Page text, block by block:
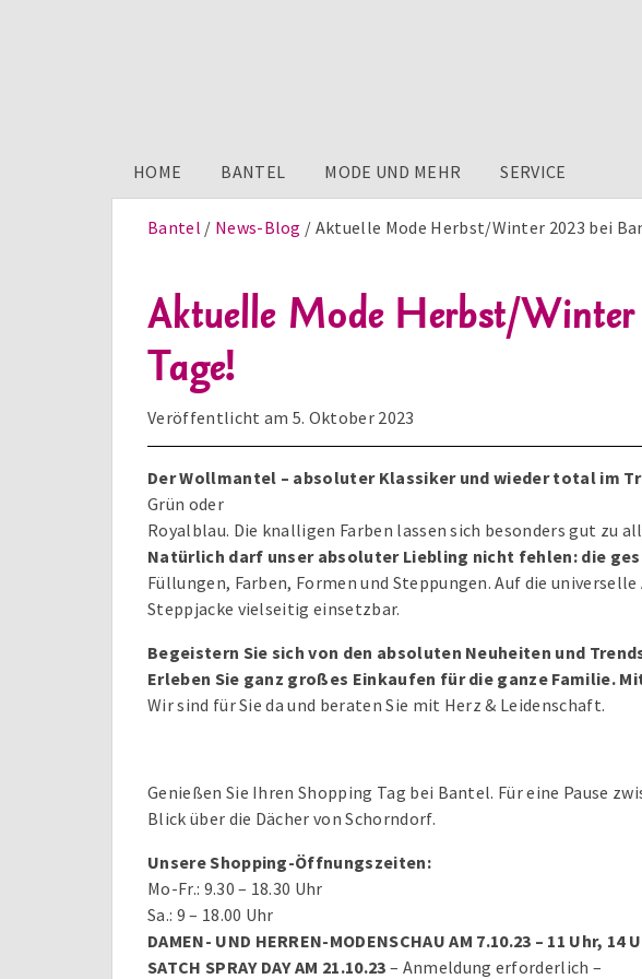
HOME BANTEL MODE UND MEHR SERVICE
Bantel News-Blog Aktuelle Mode Herbst/Winter 2023 bei
Aktuelle Mode Herbst/
Tage!
Veröffentlicht am 5. Oktober 2023
Der Wollmantel – absoluter Klassiker und wieder total im
Grün oder
Royalblau. Die knalligen Farben lassen sich besonders gut zu
Natürlich darf unser absoluter Liebling nicht fehlen: die
Füllungen, Farben, Formen und Steppungen. Auf die
Steppjacke vielseitig einsetzbar.
Begeistern Sie sich von den absoluten Neuheiten und
Erleben Sie ganz großes Einkaufen für die ganze Familie.
Wir sind für Sie da und beraten Sie mit Herz & Leidenschaft.
Genießen Sie Ihren Shopping Tag bei Bantel. Für eine Pause
Blick über die Dächer von Schorndorf.
Unsere Shopping-Öffnungszeiten:
Mo-Fr.: 9.30 – 18.30 Uhr
Sa.: 9 – 18.00 Uhr
DAMEN- UND HERREN-MODENSCHAU AM 7.10.23 – 11 Uhr, 14
SATCH SPRAY DAY AM 21.10.23 – Anmeldung erforderlich –